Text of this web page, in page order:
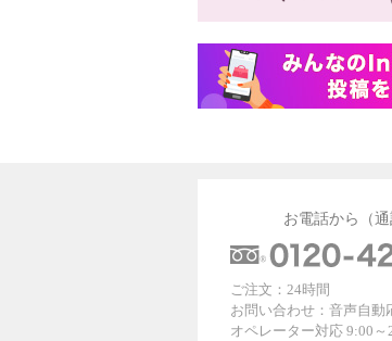
お電話から（通
ご注文：24時間
お問い合わせ：音声自動
オペレーター対応 9:00～